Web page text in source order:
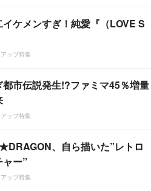
イケメンすぎ！純愛『（LOVE S
ップ特集
都市伝説発生!?ファミマ45％増量
ップ特集
、自ら描いた”レトロ
ー”
ップ特集